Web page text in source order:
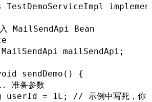
n
Bean
mailSendApi;
sendDemo() {
参数
= 1L; // 示例中写死，你可以